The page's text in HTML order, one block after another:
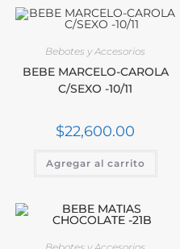
Bebotes y Accesorios
BEBE MARCELO-CAROLA
C/SEXO -10/11
$22,600.00
Agregar al carrito